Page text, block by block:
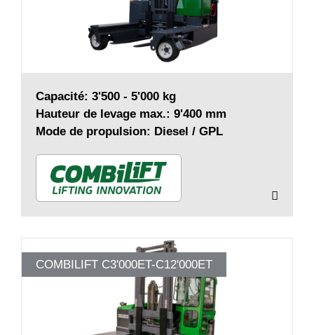
Capacité: 3'500 - 5'000 kg
Hauteur de levage max.: 9'400 mm
Mode de propulsion: Diesel / GPL
COMBILIFT C3'000ET-C12'000ET